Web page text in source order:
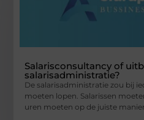
Salarisconsultancy of
salarisadministratie?
De salarisadministratie zou bij
moeten lopen. Salarissen
uren moeten op de juiste